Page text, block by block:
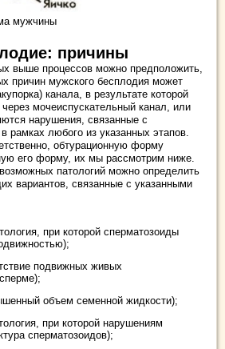
мужчины
причины
выше процессов можно предположить,
причин мужского бесплодия может
канала, в результате которой
мочеиспускательный канал, или
нарушения, связанные с
рамках любого из указанных этапов.
обтурационную форму
его форму, их мы рассмотрим ниже.
патологий можно определить
вариантов, связанные с указанными
при которой сперматозоиды
подвижных живых
объем семенной жидкости);
при которой нарушениям
сперматозоидов);